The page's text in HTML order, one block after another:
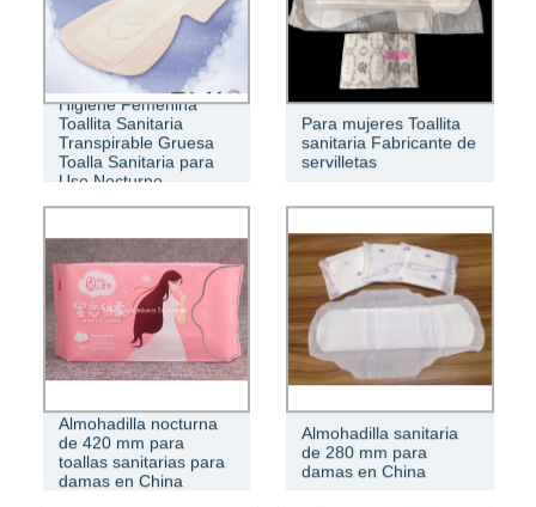
CAS 7779-90-0
Higiene Femenina
Toallita Sanitaria
Transpirable Gruesa
Toalla Sanitaria para
Uso Nocturno
Para mujeres Toallita
sanitaria Fabricante de
servilletas
Almohadilla nocturna
de 420 mm para
toallas sanitarias para
damas en China
Almohadilla sanitaria
de 280 mm para
damas en China